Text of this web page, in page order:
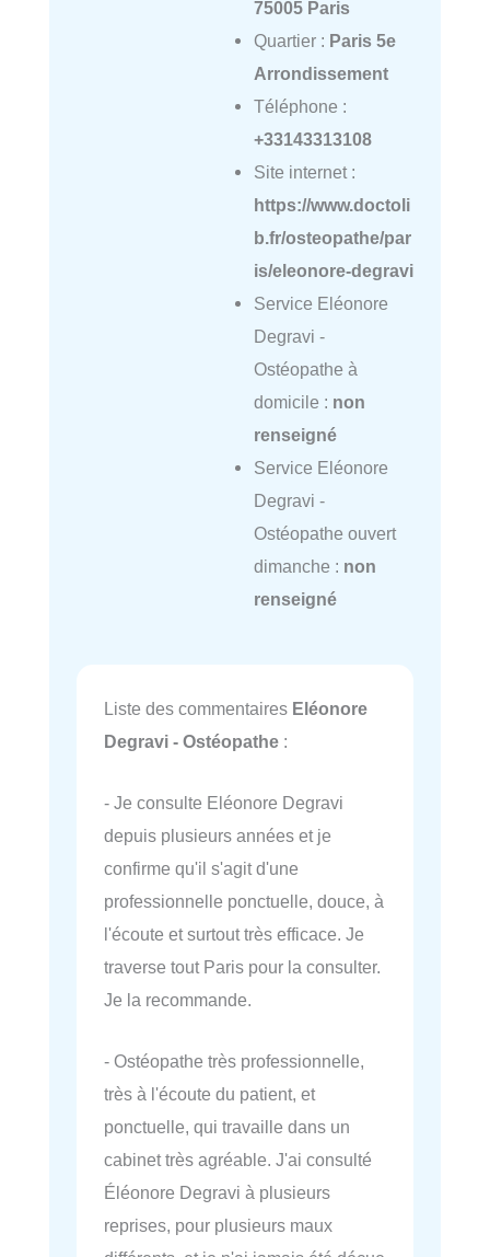
75005 Paris
Quartier : Paris 5e
Arrondissement
Téléphone :
+33143313108
Site internet :
https://www.doctoli
b.fr/osteopathe/par
is/eleonore-degravi
Service Eléonore
Degravi -
Ostéopathe à
domicile : non
renseigné
Service Eléonore
Degravi -
Ostéopathe ouvert
dimanche : non
renseigné
Liste des commentaires Eléonore
Degravi - Ostéopathe :
- Je consulte Eléonore Degravi
depuis plusieurs années et je
confirme qu'il s'agit d'une
professionnelle ponctuelle, douce, à
l'écoute et surtout très efficace. Je
traverse tout Paris pour la consulter.
Je la recommande.
- Ostéopathe très professionnelle,
très à l'écoute du patient, et
ponctuelle, qui travaille dans un
cabinet très agréable. J'ai consulté
Éléonore Degravi à plusieurs
reprises, pour plusieurs maux